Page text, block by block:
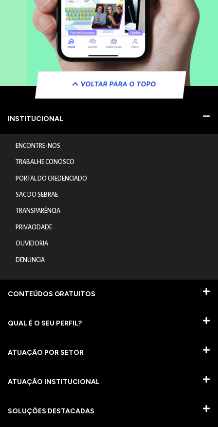
VOLTAR PARA O TOPO
INSTITUCIONAL
ENCONTRE-NOS
TRABALHE CONOSCO
PORTAL DO CREDENCIADO
SAC DO SEBRAE
TRANSPARÊNCIA
PRIVACIDADE
OUVIDORIA
DENUNCIA
CONTEÚDOS GRATUITOS
QUAL É O SEU PERFIL?
ATUAÇÃO POR SETOR
ATUAÇÃO INSTITUCIONAL
SOLUÇÕES DESTACADAS